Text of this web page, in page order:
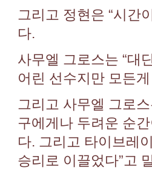
그리고 정현은 “시간
다.
사무엘 그로스는 “대
어린 선수지만 모든
그리고 사무엘 그로
구에게나 두려운 순
다. 그리고 타이브레
승리로 이끌었다”고